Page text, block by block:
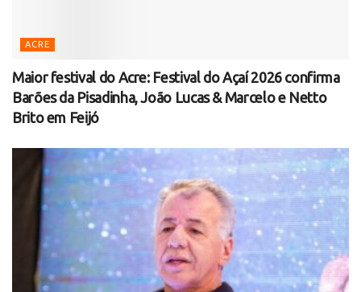
ACRE
Maior festival do Acre: Festival do Açaí 2026 confirma
Barões da Pisadinha, João Lucas & Marcelo e Netto
Brito em Feijó